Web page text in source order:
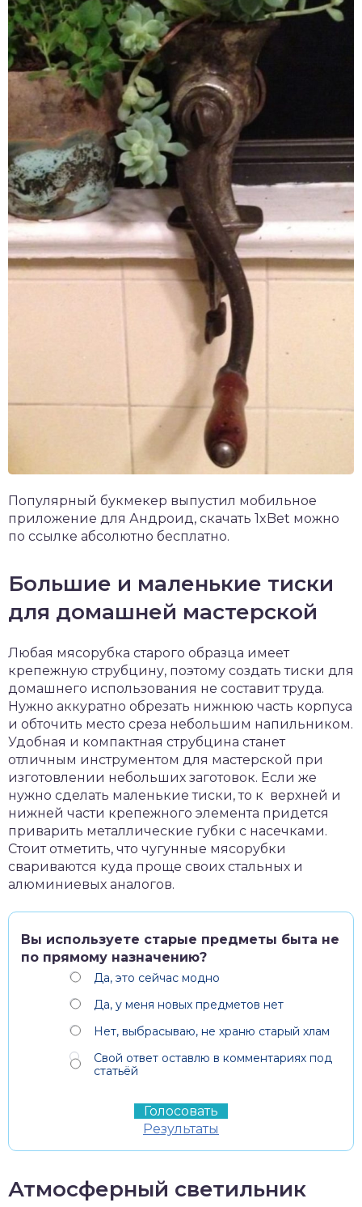
Популярный букмекер выпустил мобильное
приложение для Андроид, скачать 1xBet можно
по ссылке абсолютно бесплатно.
Большие и маленькие тиски
для домашней мастерской
Любая мясорубка старого образца имеет
крепежную струбцину, поэтому создать тиски для
домашнего использования не составит труда.
Нужно аккуратно обрезать нижнюю часть корпуса
и обточить место среза небольшим напильником.
Удобная и компактная струбцина станет
отличным инструментом для мастерской при
изготовлении небольших заготовок. Если же
нужно сделать маленькие тиски, то к верхней и
нижней части крепежного элемента придется
приварить металлические губки с насечками.
Стоит отметить, что чугунные мясорубки
свариваются куда проще своих стальных и
алюминиевых аналогов.
Вы используете старые предметы быта не
по прямому назначению?
Да, это сейчас модно
Да, у меня новых предметов нет
Нет, выбрасываю, не храню старый хлам
Свой ответ оставлю в комментариях под
статьёй
Результаты
Атмосферный светильник